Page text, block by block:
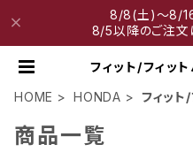
8/8(土)～8/
8/5以降のご注文
フィット/フィッ
HOME
HONDA フィット
商品一覧